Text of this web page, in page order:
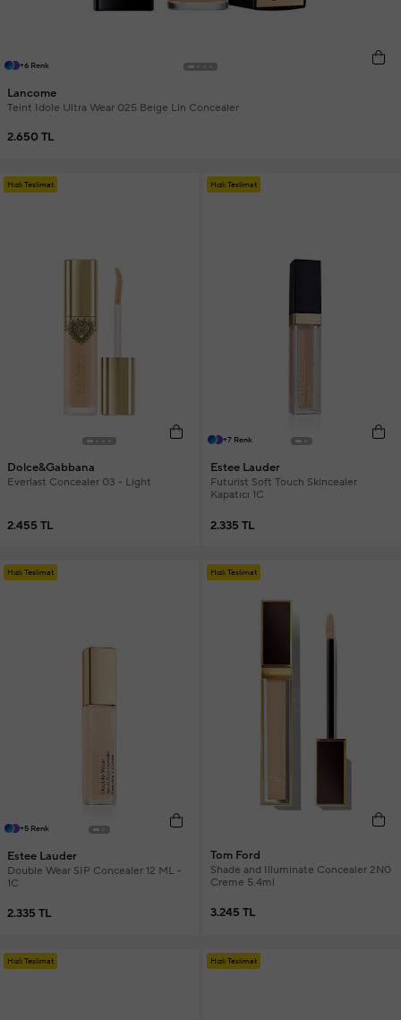
+6 Renk
Lancome
Teint Idole Ultra Wear 025 Beige Lin Concealer
2.650 TL
Hızlı Teslimat
Dolce&Gabbana
Everlast Concealer 03 - Light
2.455 TL
Hızlı Teslimat
+7 Renk
Estee Lauder
Futurist Soft Touch Skincealer
Kapatıcı 1C
2.335 TL
Hızlı Teslimat
+5 Renk
Estee Lauder
Double Wear SIP Concealer 12 ML -
1C
2.335 TL
Hızlı Teslimat
Tom Ford
Shade and Illuminate Concealer 2N0
Creme 5.4ml
3.245 TL
Hızlı Teslimat Hızlı Teslimat